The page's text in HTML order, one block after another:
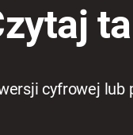
cyfrowej lub